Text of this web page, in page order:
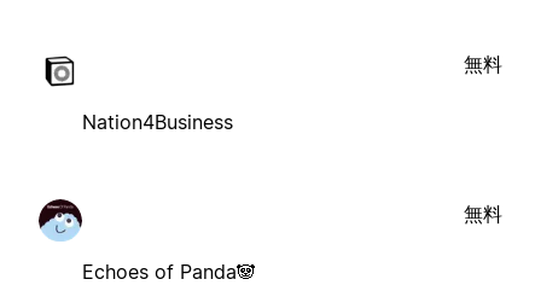
Nation4Business
無料
Echoes of Panda🐼
無料